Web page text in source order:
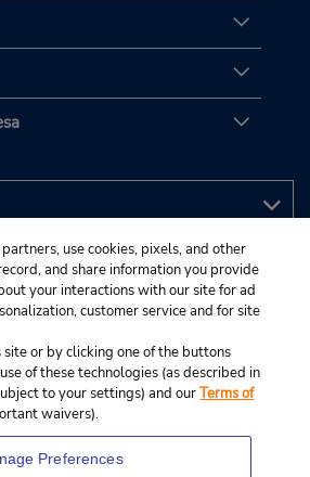
use cookies, pixels, and other
and share information you provide
your interactions with our site for ad
customer service and for site
or by clicking one of the buttons
of these technologies (as described in
to your settings) and ourTerms of
waivers).
Preferences